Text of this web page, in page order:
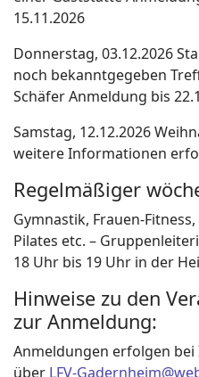
15.11.2026
Donnerstag, 03.12.2026
noch bekanntgegeben
SchäferAnmeldung bis
Samstag, 12.12.2026
weitere Informationen
Regelmäßiger
Gymnastik, Frauen-
Pilates etc. –
18 Uhr bis 19 Uhr in der
Hinweise zu den
zur Anmeldung:
Anmeldungen erfolgen bei
über LFV-